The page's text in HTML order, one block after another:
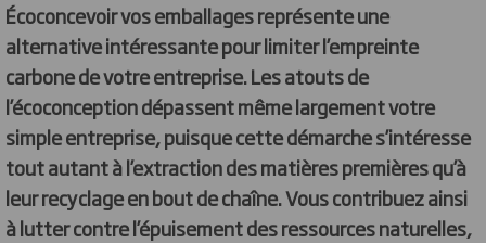
Écoconcevoir vos emballages représente une
alternative intéressante pour limiter l’empreinte
carbone de votre entreprise. Les atouts de
l’écoconception dépassent même largement votre
simple entreprise, puisque cette démarche s’intéresse
tout autant à l’extraction des matières premières qu’à
leur recyclage en bout de chaîne. Vous contribuez ainsi
à lutter contre l’épuisement des ressources naturelles,